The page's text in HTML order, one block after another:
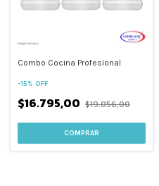
Combo Cocina Profesional
-15% OFF
$16.795,00 $19.856,00
COMPRAR